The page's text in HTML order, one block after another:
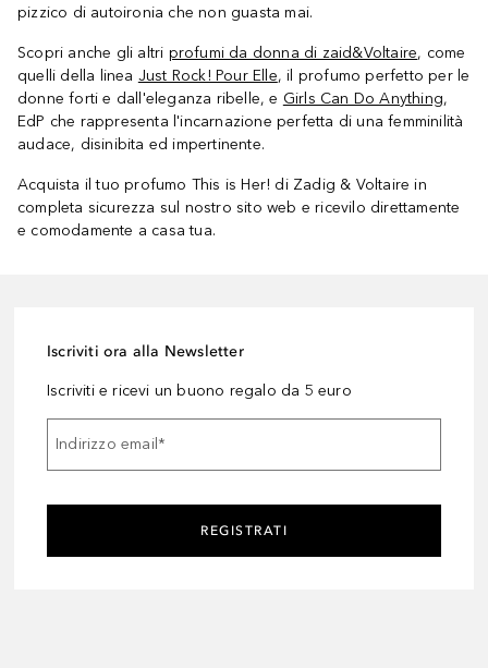
pizzico di autoironia che non guasta mai.
Scopri anche gli altri profumi da donna di zaid&Voltaire, come
quelli della linea Just Rock! Pour Elle, il profumo perfetto per le
donne forti e dall'eleganza ribelle, e Girls Can Do Anything,
EdP che rappresenta l'incarnazione perfetta di una femminilità
audace, disinibita ed impertinente.
Acquista il tuo profumo This is Her! di Zadig & Voltaire in
completa sicurezza sul nostro sito web e ricevilo direttamente
e comodamente a casa tua.
Iscriviti ora alla Newsletter
Iscriviti e ricevi un buono regalo da 5 euro
Indirizzo email *
REGISTRATI